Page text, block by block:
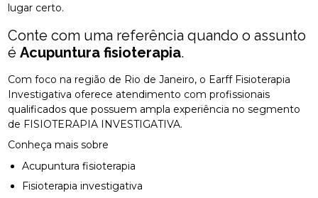
lugar certo.
Conte com uma referência quando o assunto
éAcupuntura fisioterapia.
Com foco na região de Rio de Janeiro, o Earff Fisioterapia
Investigativa oferece atendimento com profissionais
qualificados que possuem ampla experiência no segmento
de FISIOTERAPIA INVESTIGATIVA.
Conheça mais sobre
Acupuntura fisioterapia
Fisioterapia investigativa